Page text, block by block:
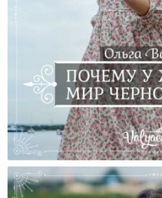
Почему У Женщин